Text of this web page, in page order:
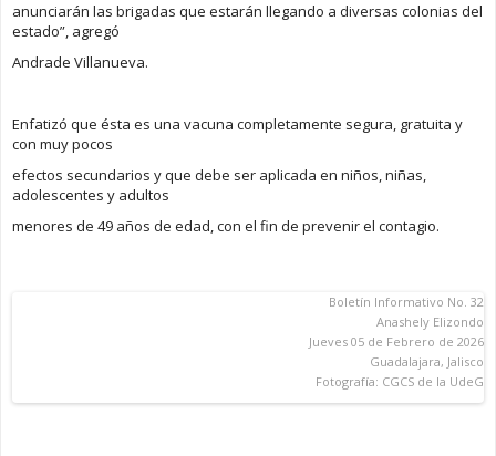
anunciarán las brigadas que estarán llegando a diversas colonias del
estado”, agregó
Andrade Villanueva.
Enfatizó que ésta es una vacuna completamente segura, gratuita y
con muy pocos
efectos secundarios y que debe ser aplicada en niños, niñas,
adolescentes y adultos
menores de 49 años de edad, con el fin de prevenir el contagio.
Boletín Informativo No. 32
Anashely Elizondo
Jueves 05 de Febrero de 2026
Guadalajara, Jalisco
Fotografía: CGCS de la UdeG